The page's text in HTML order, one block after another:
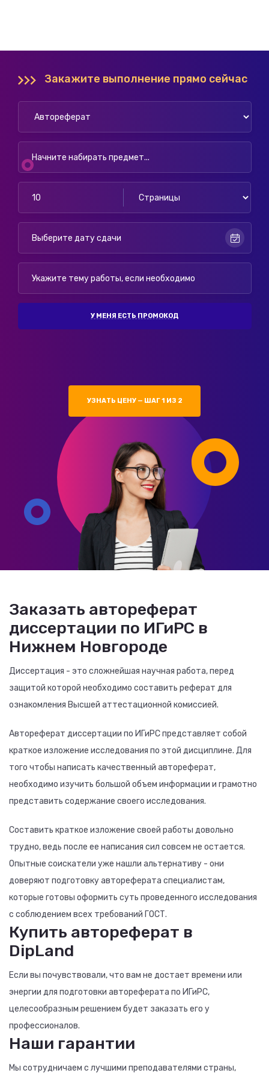
Закажите выполнение прямо сейчас
У МЕНЯ ЕСТЬ ПРОМОКОД
УЗНАТЬ ЦЕНУ — ШАГ 1 ИЗ 2
Заказать автореферат
диссертации по ИГиРС в
Нижнем Новгороде
Диссертация - это сложнейшая научная работа, перед
защитой которой необходимо составить реферат для
ознакомления Высшей аттестационной комиссией.
Автореферат диссертации по ИГиРС представляет собой
краткое изложение исследования по этой дисциплине. Для
того чтобы написать качественный автореферат,
необходимо изучить большой объем информации и грамотно
представить содержание своего исследования.
Составить краткое изложение своей работы довольно
трудно, ведь после ее написания сил совсем не остается.
Опытные соискатели уже нашли альтернативу - они
доверяют подготовку автореферата специалистам,
которые готовы оформить суть проведенного исследования
с соблюдением всех требований ГОСТ.
Купить автореферат в
DipLand
Если вы почувствовали, что вам не достает времени или
энергии для подготовки автореферата по ИГиРС,
целесообразным решением будет заказать его у
профессионалов.
Наши гарантии
Мы сотрудничаем с лучшими преподавателями страны,